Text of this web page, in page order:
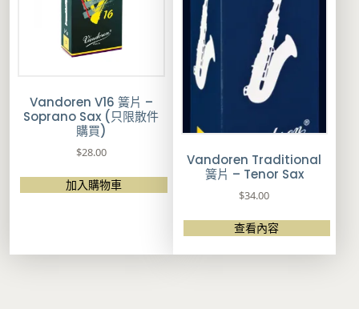
Vandoren V16 簧片 –
Soprano Sax (只限散件
購買)
$28.00
加入購物車
Vandoren Traditional
簧片 – Tenor Sax
$34.00
查看內容